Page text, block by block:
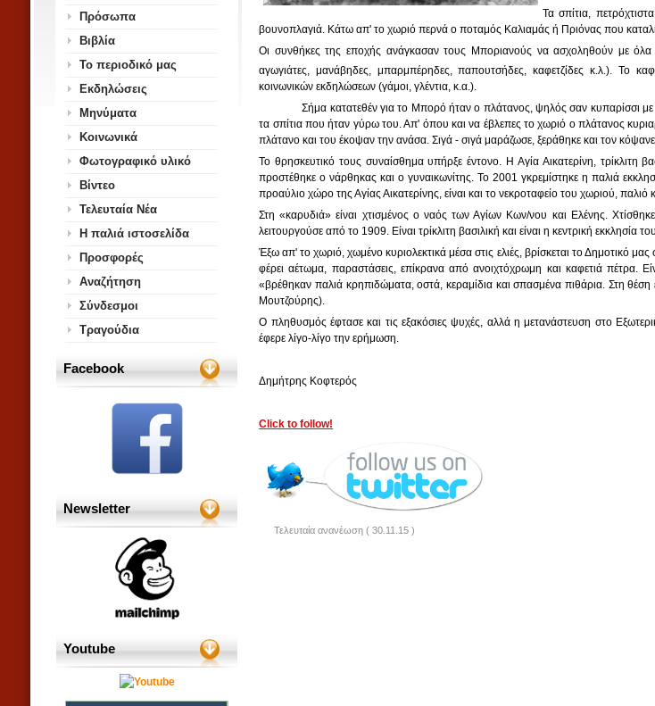
Τα σπίτια,
βουνοπλαγιά. Κάτω απ' το χωριό περνά ο ποταμός Καλιαμάς ή Πριόνας που
Οι συνθήκες της εποχής ανάγκασαν τους Μποριανούς να ασχοληθούν με όλα
αγωγιάτες, μανάβηδες, μπαρμπέρηδες, παπουτσήδες, καφετζίδες κ.λ.). Το
κοινωνικών εκδηλώσεων (γάμοι, γλέντια, κ.α.).
Σήμα κατατεθέν για το Μπορό ήταν ο πλάτανος, ψηλός σαν κυπαρίσσι
τα σπίτια που ήταν γύρω του. Απ' όπου και να έβλεπες το χωριό ο πλάτανος
πλάτανο και του έκοψαν την ανάσα. Σιγά - σιγά μαράζωσε, ξεράθηκε και τον
Το θρησκευτικό τους συναίσθημα υπήρξε έντονο. Η Αγία Αικατερίνη, τρίκλιτη
προστέθηκε ο νάρθηκας και ο γυναικωνίτης. Το 2001 γκρεμίστηκε η παλιά
προαύλιο χώρο της Αγίας Αικατερίνης, είναι και το νεκροταφείο του χωριού,
Στη «καρυδιά» είναι χτισμένος ο ναός των Αγίων Κων/νου και Ελένης.
λειτουργούσε από το 1909. Είναι τρίκλιτη βασιλική και είναι η κεντρική εκκλησία
Έξω απ' το χωριό, χωμένο κυριολεκτικά μέσα στις ελιές, βρίσκεται το Δημοτικό
φέρει αέτωμα, παραστάσεις, επίκρανα από ανοιχτόχρωμη και καφετιά πέτρα.
«βρέθηκαν παλιά κρηπιδώματα, οστά, κεραμίδια και σπασμένα πιθάρια. Στη θέση
Μουτζούρης).
Ο πληθυσμός έφτασε και τις εξακόσιες ψυχές, αλλά η μετανάστευση στο
έφερε λίγο-λίγο την ερήμωση.
Δημήτρης Κοφτερός
Click to follow!
Τελευταία ανανέωση ( 30.11.15 )
Πρόσωπα
Βιβλία
Το περιοδικό μας
Εκδηλώσεις
Μηνύματα
Κοινωνικά
Φωτογραφικό υλικό
Βίντεο
Τελευταία Νέα
Η παλιά ιστοσελίδα
Προσφορές
Αναζήτηση
Σύνδεσμοι
Τραγούδια
Facebook
Newsletter
Youtube